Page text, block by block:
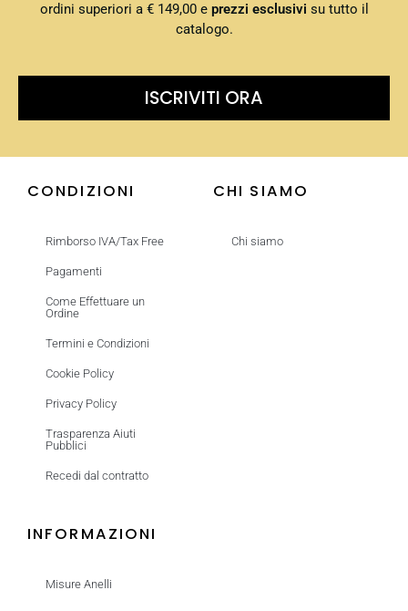
ordini superiori a € 149,00 e prezzi esclusivi su tutto il
catalogo.
ISCRIVITI ORA
CONDIZIONI
Rimborso IVA/Tax Free
Pagamenti
Come Effettuare un
Ordine
Termini e Condizioni
Cookie Policy
Privacy Policy
Trasparenza Aiuti
Pubblici
Recedi dal contratto
CHI SIAMO
Chi siamo
INFORMAZIONI
Misure Anelli